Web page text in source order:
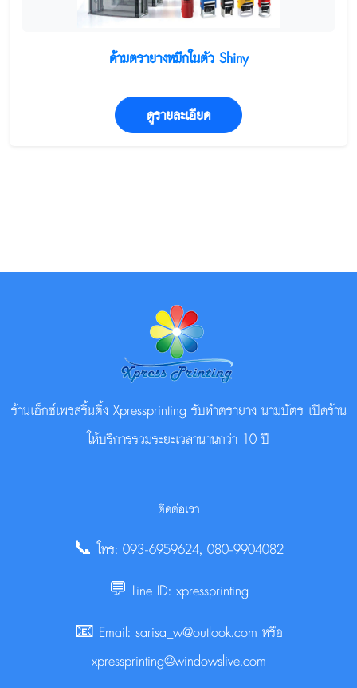
ด้ามตรายางหมึกในตัว Shiny
ดูรายละเอียด
ร้านเอ็กซ์เพรสริ้นติ้ง Xpressprinting รับทำตรายาง นามบัตร เปิดร้าน
ให้บริการรวมระยะเวลานานกว่า 10 ปี
ติดต่อเรา
📞 โทร: 093-6959624, 080-9904082
💬 Line ID: xpressprinting
📧 Email: sarisa_w@outlook.com หรือ
xpressprinting@windowslive.com